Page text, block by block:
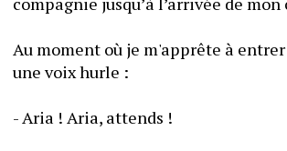
Au moment où je m'apprête à
une voix hurle :
- Aria ! Aria, attends !